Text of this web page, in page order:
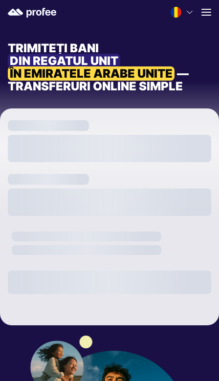
TRIMITEȚI BANI
DIN REGATUL UNIT
ÎN EMIRATELE ARABE UNITE —
TRANSFERURI ONLINE SIMPLE